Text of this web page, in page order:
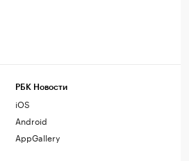
РБК Новости
iOS
Android
AppGallery